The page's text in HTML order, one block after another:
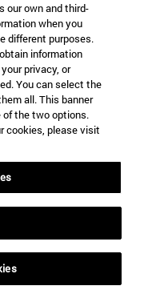
artistas
our own and third-
when you
different purposes.
information
privacy, or
You can select the
all. This banner
of the two options.
cookies, please visit